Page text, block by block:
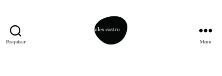
Pesquisar Menu